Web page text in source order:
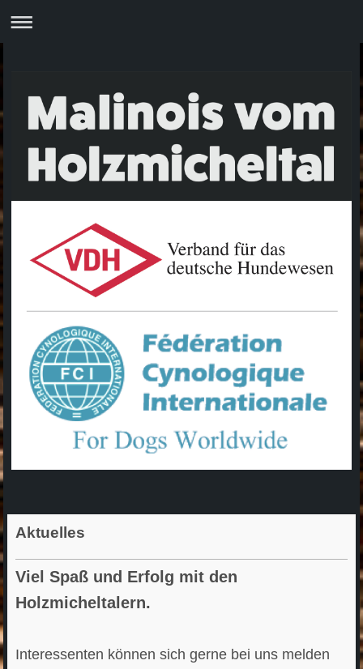
Aktuelles
Viel Spaß und Erfolg mit den
Holzmicheltalern.
Interessenten können sich gerne bei uns melden